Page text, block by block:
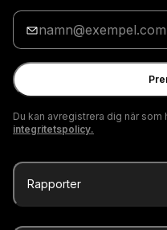
Ange
din
e-
postadress
Du kan avregistrera dig när
integritetspolicy.
Rapporter